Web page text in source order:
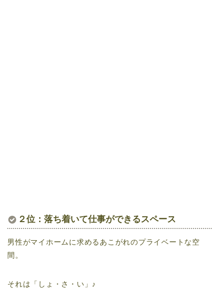
２位：落ち着いて仕事ができるスペース
男性がマイホームに求めるあこがれのプライベートな空
間。
それは「しょ・さ・い」♪